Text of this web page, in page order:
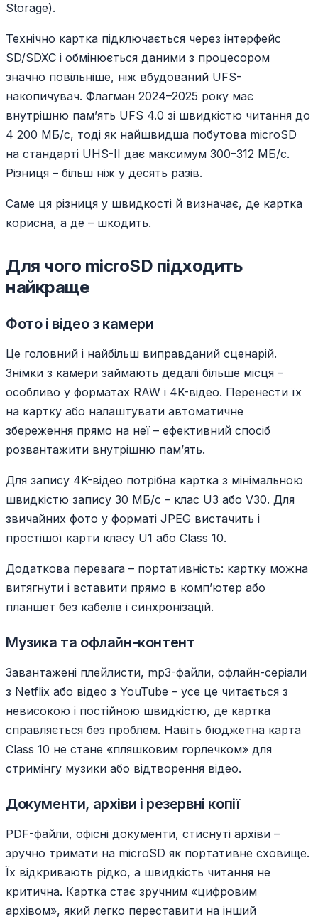
Storage).
Технічно картка підключається через інтерфейс
SD/SDXC і обмінюється даними з процесором
значно повільніше, ніж вбудований UFS-
накопичувач. Флагман 2024–2025 року має
внутрішню пам’ять UFS 4.0 зі швидкістю читання до
4 200 МБ/с, тоді як найшвидша побутова microSD
на стандарті UHS-II дає максимум 300–312 МБ/с.
Різниця – більш ніж у десять разів.
Саме ця різниця у швидкості й визначає, де картка
корисна, а де – шкодить.
Для чого microSD підходить
найкраще
Фото і відео з камери
Це головний і найбільш виправданий сценарій.
Знімки з камери займають дедалі більше місця –
особливо у форматах RAW і 4K-відео. Перенести їх
на картку або налаштувати автоматичне
збереження прямо на неї – ефективний спосіб
розвантажити внутрішню пам’ять.
Для запису 4K-відео потрібна картка з мінімальною
швидкістю запису 30 МБ/с – клас U3 або V30. Для
звичайних фото у форматі JPEG вистачить і
простішої карти класу U1 або Class 10.
Додаткова перевага – портативність: картку можна
витягнути і вставити прямо в комп’ютер або
планшет без кабелів і синхронізацій.
Музика та офлайн-контент
Завантажені плейлисти, mp3-файли, офлайн-серіали
з Netflix або відео з YouTube – усе це читається з
невисокою і постійною швидкістю, де картка
справляється без проблем. Навіть бюджетна карта
Class 10 не стане «пляшковим горлечком» для
стримінгу музики або відтворення відео.
Документи, архіви і резервні копії
PDF-файли, офісні документи, стиснуті архіви –
зручно тримати на microSD як портативне сховище.
Їх відкривають рідко, а швидкість читання не
критична. Картка стає зручним «цифровим
архівом», який легко переставити на інший